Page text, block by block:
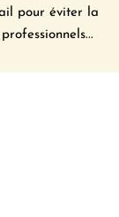
pour éviter la